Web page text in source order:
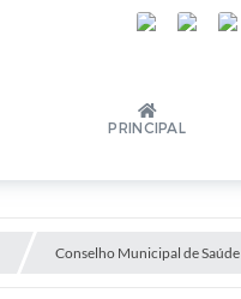
PRINCIPAL
Conselho Municipal de Saúde